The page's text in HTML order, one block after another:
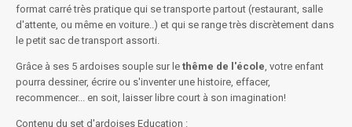
format carré très pratique qui se transporte partout (restaurant, salle
d'attente, ou même en voiture..) et qui se range très discrètement dans
le petit sac de transport assorti.
Grâce à ses 5 ardoises souple sur le thême de l'école, votre enfant
pourra dessiner, écrire ou s'inventer une histoire, effacer,
recommencer... en soit, laisser libre court à son imagination!
Contenu du set d'ardoises Education :